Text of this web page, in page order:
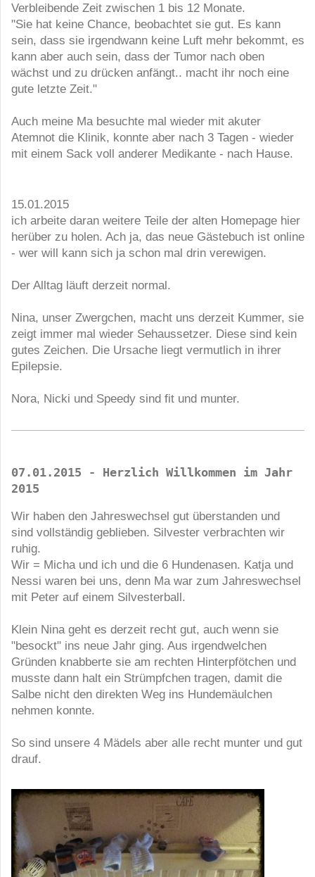
Verbleibende Zeit zwischen 1 bis 12 Monate.
"Sie hat keine Chance, beobachtet sie gut. Es kann
sein, dass sie irgendwann keine Luft mehr bekommt, es
kann aber auch sein, dass der Tumor nach oben
wächst und zu drücken anfängt.. macht ihr noch eine
gute letzte Zeit."
Auch meine Ma besuchte mal wieder mit akuter
Atemnot die Klinik, konnte aber nach 3 Tagen - wieder
mit einem Sack voll anderer Medikante - nach Hause.
15.01.2015
ich arbeite daran weitere Teile der alten Homepage hier
herüber zu holen. Ach ja, das neue Gästebuch ist online
- wer will kann sich ja schon mal drin verewigen.
Der Alltag läuft derzeit normal.
Nina, unser Zwergchen, macht uns derzeit Kummer, sie
zeigt immer mal wieder Sehaussetzer. Diese sind kein
gutes Zeichen. Die Ursache liegt vermutlich in ihrer
Epilepsie.
Nora, Nicki und Speedy sind fit und munter.
07.01.2015 - Herzlich Willkommen im Jahr
2015
Wir haben den Jahreswechsel gut überstanden und
sind vollständig geblieben. Silvester verbrachten wir
ruhig.
Wir = Micha und ich und die 6 Hundenasen. Katja und
Nessi waren bei uns, denn Ma war zum Jahreswechsel
mit Peter auf einem Silvesterball.
Klein Nina geht es derzeit recht gut, auch wenn sie
"besockt" ins neue Jahr ging. Aus irgendwelchen
Gründen knabberte sie am rechten Hinterpfötchen und
musste dann halt ein Strümpfchen tragen, damit die
Salbe nicht den direkten Weg ins Hundemäulchen
nehmen konnte.
So sind unsere 4 Mädels aber alle recht munter und gut
drauf.